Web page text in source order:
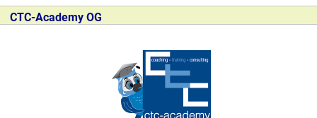
CTC-Academy OG